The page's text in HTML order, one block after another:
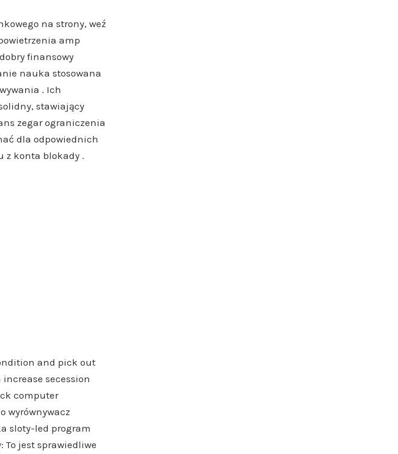
na strony, weź
amp
finansowy
nauka stosowana
. Ich
stawiający
zegar ograniczenia
dla odpowiednich
z konta blokady .
and pick out
secession
computer
wyrównywacz
sloty-led program
To jest sprawiedliwe